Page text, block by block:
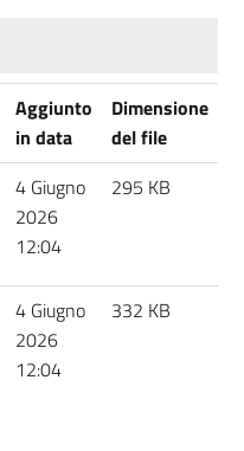
Aggiunto
in data
Dimensione
del file
4 Giugno
2026
12:04
295 KB
4 Giugno
2026
12:04
332 KB